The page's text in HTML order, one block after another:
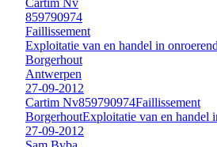
859790974
Faillissement
Exploitatie van en handel in
Borgerhout
Antwerpen
27-09-2012
Cartim Nv859790974Faillissement
BorgerhoutExploitatie van en handel
27-09-2012